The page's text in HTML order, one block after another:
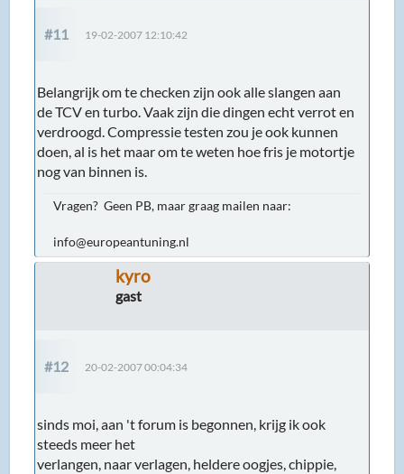
#11 19-02-2007 12:10:42
Belangrijk om te checken zijn ook alle slangen aan
de TCV en turbo. Vaak zijn die dingen echt verrot en
verdroogd. Compressie testen zou je ook kunnen
doen, al is het maar om te weten hoe fris je motortje
nog van binnen is.
Vragen? Geen PB, maar graag mailen naar:
info@europeantuning.nl
kyro
gast
#12 20-02-2007 00:04:34
sinds moi, aan 't forum is begonnen, krijg ik ook
steeds meer het
verlangen, naar verlagen, heldere oogjes, chippie,